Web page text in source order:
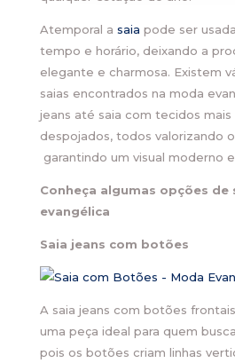
Atemporal a saia pode ser
tempo e horário, deixando a
elegante e charmosa. Existem
saias encontrados na moda
jeans até saia com tecidos mais
despojados, todos valorizando
garantindo um visual moderno
Conheça algumas opções de
evangélica
Saia jeans com botões
A saia jeans com botões
uma peça ideal para quem
pois os botões criam linhas